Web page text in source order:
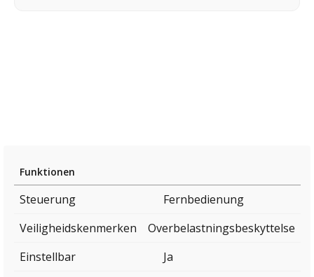
Funktionen
Steuerung
Fernbedienung
Veiligheidskenmerken
Overbelastningsbeskyttelse
Einstellbar
Ja